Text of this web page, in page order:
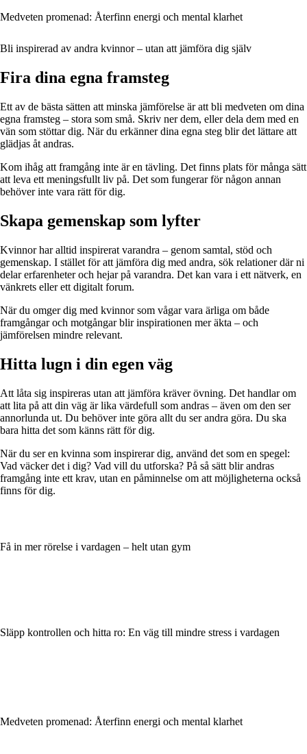
Medveten promenad: Återfinn energi och mental klarhet
Bli inspirerad av andra kvinnor – utan att jämföra dig själv
Fira dina egna framsteg
Ett av de bästa sätten att minska jämförelse är att bli medveten om dina
egna framsteg – stora som små. Skriv ner dem, eller dela dem med en
vän som stöttar dig. När du erkänner dina egna steg blir det lättare att
glädjas åt andras.
Kom ihåg att framgång inte är en tävling. Det finns plats för många sätt
att leva ett meningsfullt liv på. Det som fungerar för någon annan
behöver inte vara rätt för dig.
Skapa gemenskap som lyfter
Kvinnor har alltid inspirerat varandra – genom samtal, stöd och
gemenskap. I stället för att jämföra dig med andra, sök relationer där ni
delar erfarenheter och hejar på varandra. Det kan vara i ett nätverk, en
vänkrets eller ett digitalt forum.
När du omger dig med kvinnor som vågar vara ärliga om både
framgångar och motgångar blir inspirationen mer äkta – och
jämförelsen mindre relevant.
Hitta lugn i din egen väg
Att låta sig inspireras utan att jämföra kräver övning. Det handlar om
att lita på att din väg är lika värdefull som andras – även om den ser
annorlunda ut. Du behöver inte göra allt du ser andra göra. Du ska
bara hitta det som känns rätt för dig.
När du ser en kvinna som inspirerar dig, använd det som en spegel:
Vad väcker det i dig? Vad vill du utforska? På så sätt blir andras
framgång inte ett krav, utan en påminnelse om att möjligheterna också
finns för dig.
Få in mer rörelse i vardagen – helt utan gym
Släpp kontrollen och hitta ro: En väg till mindre stress i vardagen
Medveten promenad: Återfinn energi och mental klarhet